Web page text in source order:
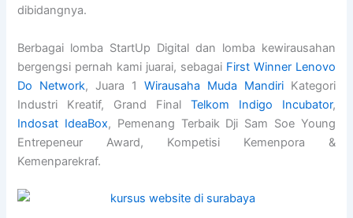
dibidangnya.
Berbagai lomba StartUp Digital dan lomba kewirausahan
bergengsi pernah kami juarai, sebagai First Winner Lenovo
Do Network, Juara 1 Wirausaha Muda MandiriKategori
Industri Kreatif, Grand Final Telkom Indigo Incubator,
Indosat IdeaBox, Pemenang Terbaik Dji Sam Soe Young
Entrepeneur Award, Kompetisi Kemenpora &
Kemenparekraf.